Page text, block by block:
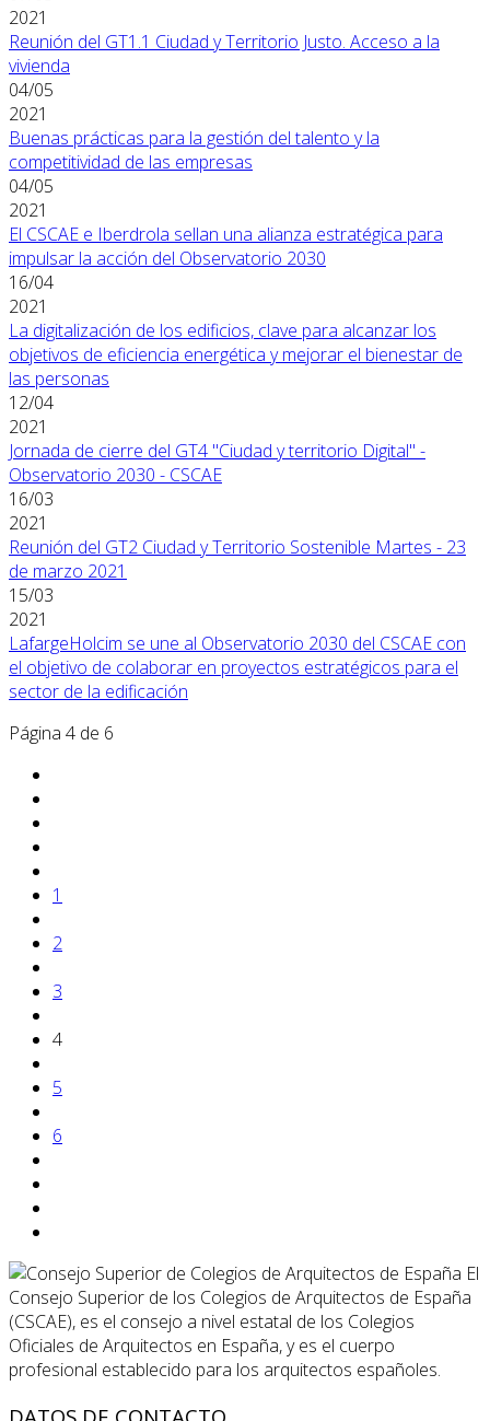
2021
Reunión del GT1.1 Ciudad y Territorio Justo. Acceso a la
vivienda
04/05
2021
Buenas prácticas para la gestión del talento y la
competitividad de las empresas
04/05
2021
El CSCAE e Iberdrola sellan una alianza estratégica para
impulsar la acción del Observatorio 2030
16/04
2021
La digitalización de los edificios, clave para alcanzar los
objetivos de eficiencia energética y mejorar el bienestar de
las personas
12/04
2021
Jornada de cierre del GT4 "Ciudad y territorio Digital" -
Observatorio 2030 - CSCAE
16/03
2021
Reunión del GT2 Ciudad y Territorio Sostenible Martes - 23
de marzo 2021
15/03
2021
LafargeHolcim se une al Observatorio 2030 del CSCAE con
el objetivo de colaborar en proyectos estratégicos para el
sector de la edificación
Página 4 de 6
1
2
3
4
5
6
El
Consejo Superior de los Colegios de Arquitectos de España
(CSCAE), es el consejo a nivel estatal de los Colegios
Oficiales de Arquitectos en España, y es el cuerpo
profesional establecido para los arquitectos españoles.